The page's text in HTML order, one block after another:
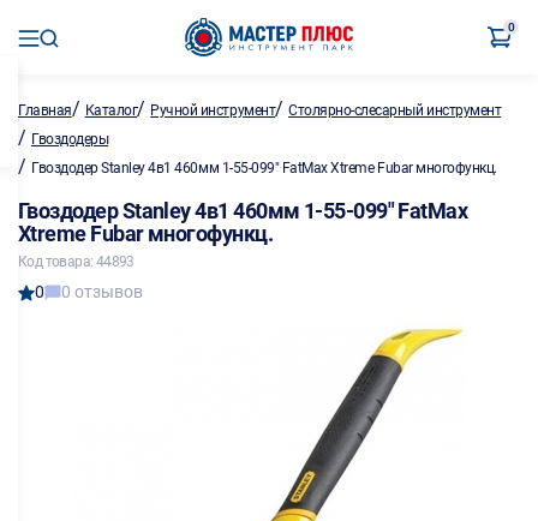
0
Главная/ Каталог/ Ручной инструмент/Столярно-слесарный инструмент
/ Гвоздодеры
/ Гвоздодер Stanley 4в1 460мм 1-55-099" FatMax Xtreme Fubar многофункц.
Гвоздодер Stanley 4в1 460мм 1-55-099" FatMax
Xtreme Fubar многофункц.
Код товара: 44893
0 0 отзывов